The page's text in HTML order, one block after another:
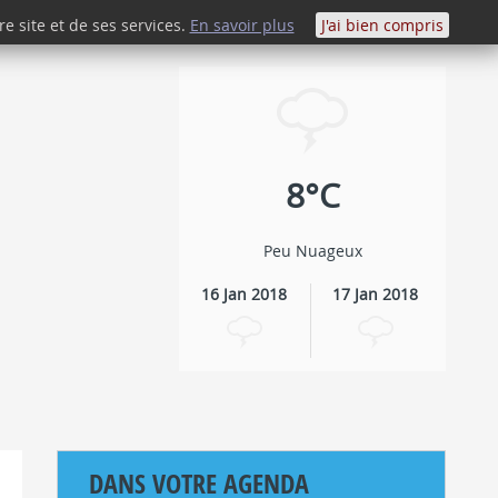
SAVOURER
8°C
Peu Nuageux
16 Jan 2018 17 Jan 2018
DANS VOTRE AGENDA
site et de ses services. En savoir plus J'ai bien compris